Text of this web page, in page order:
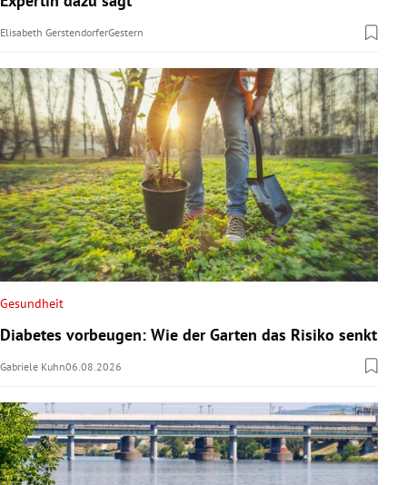
Elisabeth GerstendorferGestern
Gesundheit
Diabetes vorbeugen: Wie der Garten das Risiko senkt
Gabriele Kuhn06.08.2026